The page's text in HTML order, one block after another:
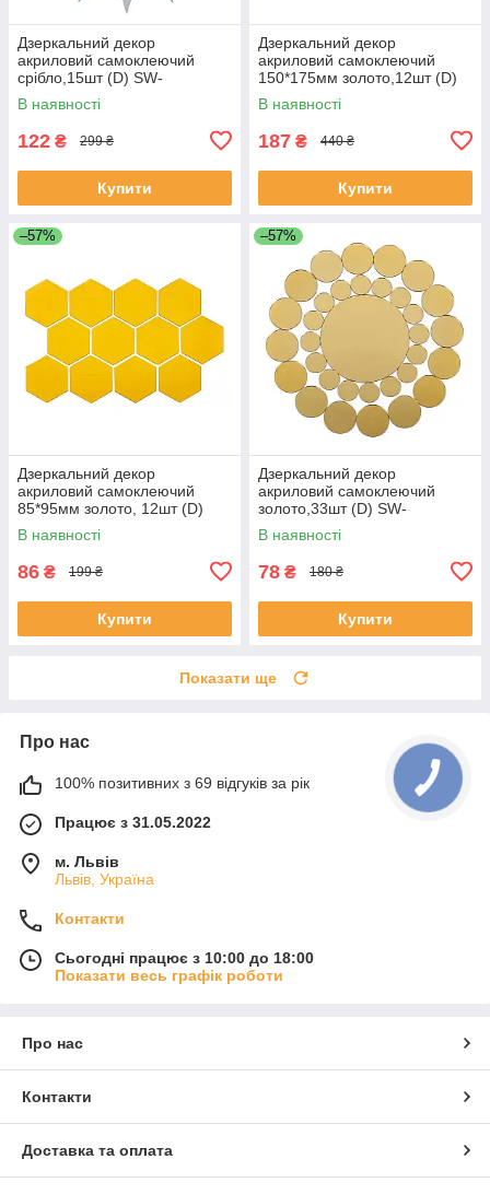
Дзеркальний декор
акриловий самоклеючий
срібло,15шт (D) SW-
00002501
В наявності
122 ₴ 299 ₴
Купити
Дзеркальний декор
акриловий самоклеючий
150*175мм золото,12шт (D)
SW-00002518
В наявності
187 ₴ 440 ₴
Купити
–57%
Дзеркальний декор
акриловий самоклеючий
85*95мм золото, 12шт (D)
SW-00002516
В наявності
86 ₴ 199 ₴
Купити
–57%
Дзеркальний декор
акриловий самоклеючий
золото,33шт (D) SW-
00002499
В наявності
78 ₴ 180 ₴
Купити
Показати ще
Про нас
100% позитивних з 69 відгуків за рік
Працює з 31.05.2022
м. Львів
Львів, Україна
Контакти
Сьогодні працює з 10:00 до 18:00
Показати весь графік роботи
Про нас
Контакти
Доставка та оплата